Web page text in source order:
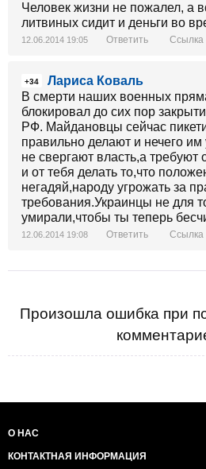
Человек жизни не пожалел, а
литвиных сидит и деньги во
12.06.2014 19:05 Ответить Ссылка
+34
Лариса Коваль
В смерти наших военных
блокировал до сих пор
РФ. Майдановцы сейчас
правильно делают и нечего им
не свергают власть,а требуют
и от тебя делать то,что
негадяй,народу угрожать за
требования.Украинцы не для
умирали,чтобы ты теперь
12.06.2014 19:08 Ответить Ссылка
Произошла ошибка при
О НАС
КОНТАКТНАЯ ИНФОРМАЦИЯ